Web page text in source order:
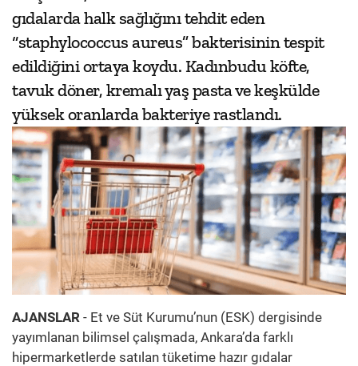
gıdalarda halk sağlığını tehdit eden
“staphylococcus aureus” bakterisinin tespit
edildiğini ortaya koydu. Kadınbudu köfte,
tavuk döner, kremalı yaş pasta ve keşkülde
yüksek oranlarda bakteriye rastlandı.
AJANSLAR - Et ve Süt Kurumu’nun (ESK) dergisinde
yayımlanan bilimsel çalışmada, Ankara’da farklı
hipermarketlerde satılan tüketime hazır gıdalar